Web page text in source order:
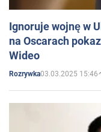
Ignoruje wojnę w
na Oscarach
Wideo
Rozrywka03.03.2025 15:46